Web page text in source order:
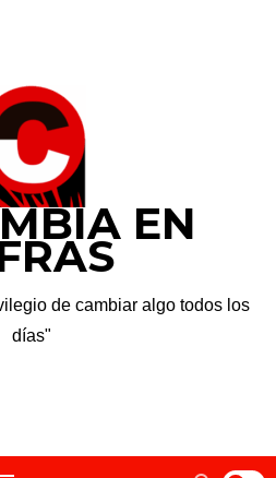
EN
de cambiar algo todos los
días"